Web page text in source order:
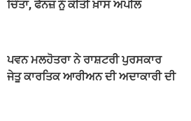
ਚਿੰਤਾ, ਫੈਨਜ਼ ਨੂੰ ਕੀਤੀ ਖ਼ਾਸ ਅਪੀਲ
ਪਵਨ ਮਲਹੋਤਰਾ ਨੇ ਰਾਸ਼ਟਰੀ ਪੁਰਸਕਾਰ
ਜੇਤੂ ਕਾਰਤਿਕ ਆਰੀਅਨ ਦੀ ਅਦਾਕਾਰੀ ਦੀ